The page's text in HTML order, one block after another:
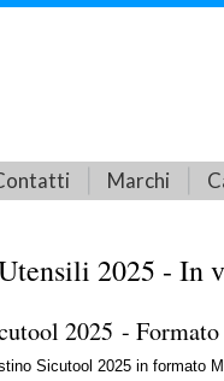
Marchi
2025 - In
2025 - Formato
Sicutool 2025 in formato